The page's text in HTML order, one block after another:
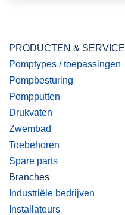
PRODUCTEN & SERVICE
Pomptypes / toepassingen
Pompbesturing
Pompputten
Drukvaten
Zwembad
Toebehoren
Spare parts
Branches
Industriële bedrijven
Installateurs